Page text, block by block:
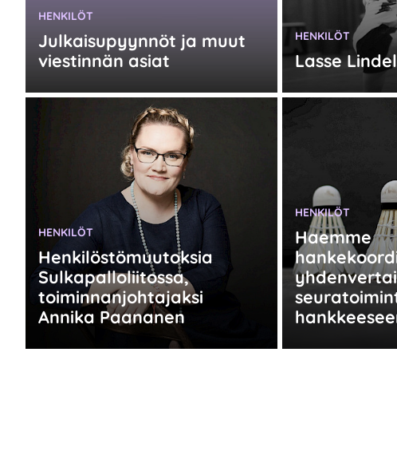
Julkaisupyynnöt ja muut
viestinnän asiat
KATEGORIA:
HENKILÖT
Lasse
KATEGORIA:
HENKILÖT
Henkilöstömuutoksia
Sulkapalloliitossa,
toiminnanjohtajaksi
Annika Paananen
KATEGORIA:
HENKILÖT
Haemme
KATEGORIA:
HENKILÖT